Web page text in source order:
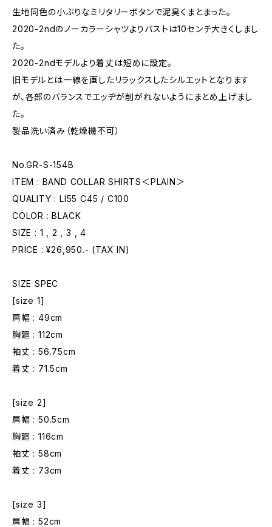
生地同色の小ぶりなミリタリーボタンで泥臭くまとまった。
2020-2ndのノーカラーシャツよりバストは10センチ大きくしまし
た。
2020-2ndモデルより着丈は短めに設定。
旧モデルとは一線を画したリラックスしたシルエットとなります
が、各部のバランスでエッヂが削がれないようにまとめ上げまし
た。
製品洗い済み（乾燥機不可）
No.GR-S-154B
ITEM : BAND COLLAR SHIRTS＜PLAIN＞
QUALITY : LI55 C45 / C100
COLOR : BLACK
SIZE : 1 , 2 , 3 , 4
PRICE : ¥26,950.- (TAX IN)
SIZE SPEC
[size 1]
肩幅 : 49cm
胸廻 : 112cm
袖丈 : 56.75cm
着丈 : 71.5cm
[size 2]
肩幅 : 50.5cm
胸廻 : 116cm
袖丈 : 58cm
着丈 : 73cm
[size 3]
肩幅 : 52cm